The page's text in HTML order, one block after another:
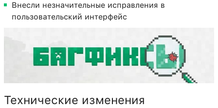
Внесли незначительные исправления в
пользовательский интерфейс
Технические изменения